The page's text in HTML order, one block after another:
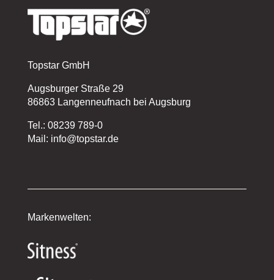
Topstar GmbH
Augsburger Straße 29
86863 Langenneufnach bei Augsburg
Tel.: 08239 789-0
Mail: info@topstar.de
Markenwelten: